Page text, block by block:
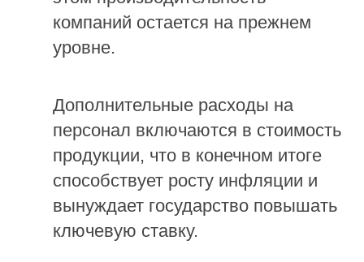
компаний остается на прежнем
уровне.
Дополнительные расходы на
персонал включаются в стоимость
продукции, что в конечном итоге
способствует росту инфляции и
вынуждает государство повышать
ключевую ставку.